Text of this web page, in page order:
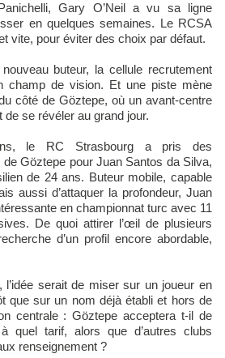
Gary O’Neil a vu sa ligne
en quelques semaines. Le RCSA
vite, pour éviter des choix par défaut.
buteur, la cellule recrutement
champ de vision. Et une piste mène
côté de Göztepe, où un avant-centre
de se révéler au grand jour.
le RC Strasbourg a pris des
Göztepe pour Juan Santos da Silva,
de 24 ans. Buteur mobile, capable
aussi d’attaquer la profondeur, Juan
en championnat turc avec 11
De quoi attirer l’œil de plusieurs
d’un profil encore abordable,
l’idée serait de miser sur un joueur en
que sur un nom déjà établi et hors de
centrale : Göztepe acceptera t-il de
quel tarif, alors que d’autres clubs
renseignement ?